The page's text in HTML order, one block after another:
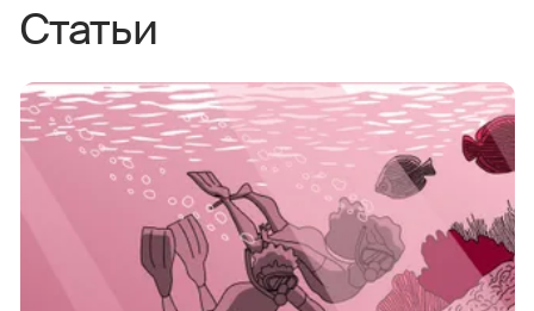
гребля (академическая, на байдарках
и каноэ)
гребной слалом
занятия горными лыжами
дайвинг (если иное не предусмотрено
Статьи